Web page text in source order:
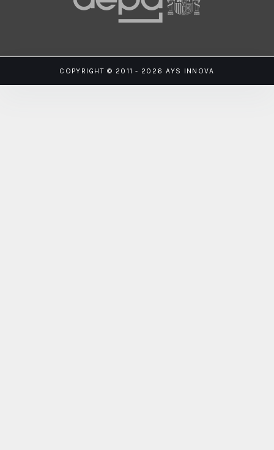
COPYRIGHT © 2011 - 2026 AYS INNOVA